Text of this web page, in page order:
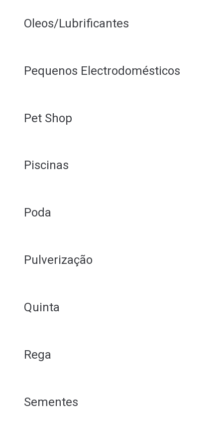
Oleos/Lubrificantes
Pequenos Electrodomésticos
Pet Shop
Piscinas
Poda
Pulverização
Quinta
Rega
Sementes